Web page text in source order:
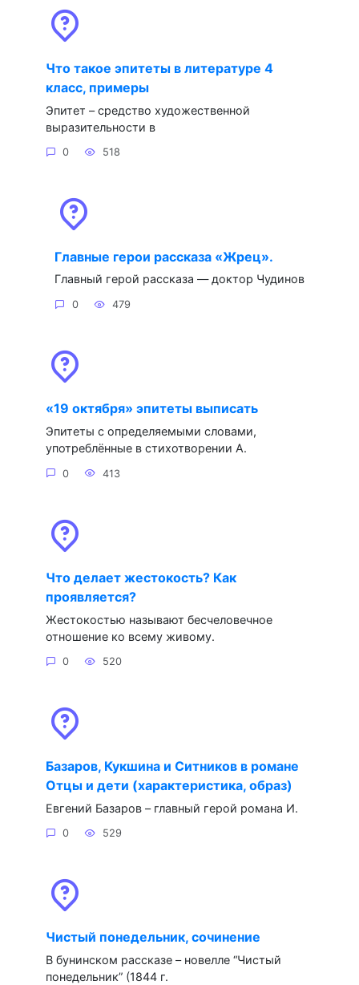
Что такое эпитеты в литературе 4
класс, примеры
Эпитет – средство художественной
выразительности в
0 518
Главные герои рассказа «Жрец».
Главный герой рассказа — доктор Чудинов
0 479
«19 октября» эпитеты выписать
Эпитеты с определяемыми словами,
употреблённые в стихотворении А.
0 413
Что делает жестокость? Как
проявляется?
Жестокостью называют бесчеловечное
отношение ко всему живому.
0 520
Базаров, Кукшина и Ситников в романе
Отцы и дети (характеристика, образ)
Евгений Базаров – главный герой романа И.
0 529
Чистый понедельник, сочинение
В бунинском рассказе – новелле “Чистый
понедельник” (1844 г.